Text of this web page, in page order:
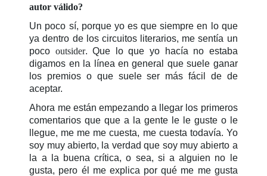
autor válido?
Un poco sí, porque yo es que siempre en lo que
ya dentro de los circuitos literarios, me sentía un
poco outsider. Que lo que yo hacía no estaba
digamos en la línea en general que suele ganar
los premios o que suele ser más fácil de de
aceptar.
Ahora me están empezando a llegar los primeros
comentarios que que a la gente le le guste o le
llegue, me me me cuesta, me cuesta todavía. Yo
soy muy abierto, la verdad que soy muy abierto a
la a la buena crítica, o sea, si a alguien no le
gusta, pero él me explica por qué me me gusta